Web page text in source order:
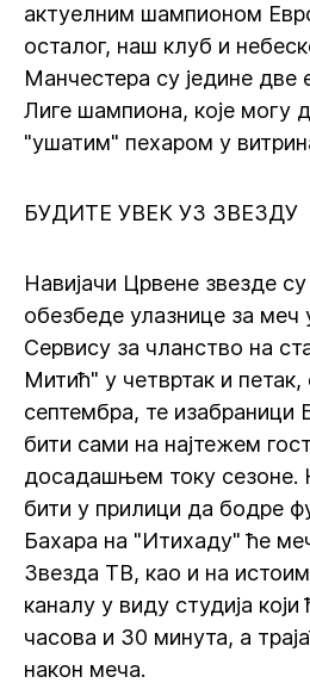
актуелним шампионом
осталог, наш клуб и
Манчестера су једине две
Лиге шампиона, које могу
"ушатим" пехаром у
БУДИТЕ УВЕК УЗ ЗВЕЗДУ
Навијачи Црвене звезде
обезбеде улазнице за меч
Сервису за чланство на
Митић" у четвртак и
септембра, те изабраници
бити сами на најтежем
досадашњем току сезоне.
бити у прилици да бодре
Бахара на "Итихаду" ће
Звезда ТВ, као и на
каналу у виду студија
часова и 30 минута, а
након меча.